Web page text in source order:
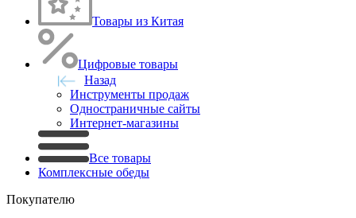
Товары из Китая
Цифровые товары
Назад
Инструменты продаж
Одностраничные сайты
Интернет-магазины
Все товары
Комплексные обеды
Покупателю